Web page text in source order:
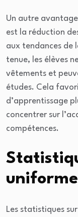
Un autre
est la réduction
aux tendances de
tenue, les élèves
vêtements et
études. Cela
d’apprentissage
concentrer sur
compétences.
Les statistiques